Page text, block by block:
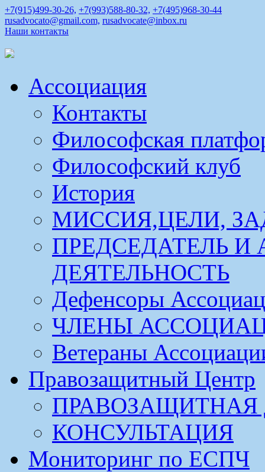
+7(915)499-30-26, +7(993)588-80-32, +7(495)968-30-44
rusadvocato@gmail.com, rusadvocate@inbox.ru
Наши контакты
Ассоциация
Контакты
Философская
Философский клуб
История
МИССИЯ,ЦЕЛИ,
ПРЕДСЕДАТЕЛЬ И
ДЕЯТЕЛЬНОСТЬ
Дефенсоры
ЧЛЕНЫ
Ветераны
Правозащитный Центр
ПРАВОЗАЩИТНАЯ
КОНСУЛЬТАЦИЯ
Мониторинг по ЕСПЧ